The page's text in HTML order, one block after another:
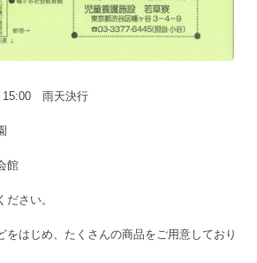
15:00 雨天決行
館
さい。
をはじめ、たくさんの商品をご用意しており